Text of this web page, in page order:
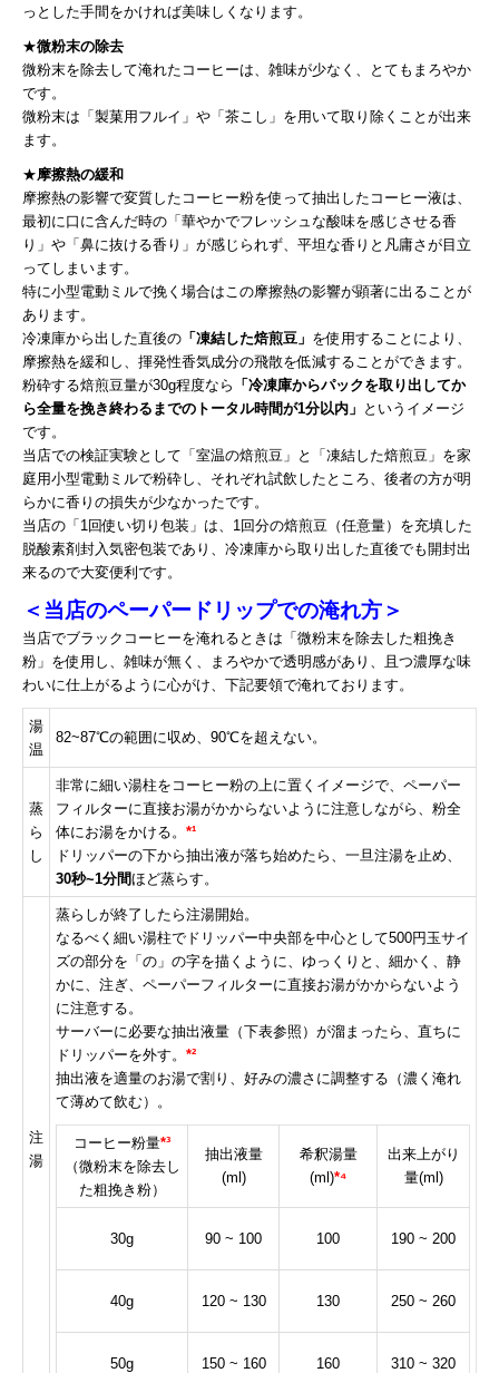
っとした手間をかければ美味しくなります。
★微粉末の除去
微粉末を除去して淹れたコーヒーは、雑味が少なく、とてもまろやか
です。
微粉末は「製菓用フルイ」や「茶こし」を用いて取り除くことが出来
ます。
★摩擦熱の緩和
摩擦熱の影響で変質したコーヒー粉を使って抽出したコーヒー液は、
最初に口に含んだ時の「華やかでフレッシュな酸味を感じさせる香
り」や「鼻に抜ける香り」が感じられず、平坦な香りと凡庸さが目立
ってしまいます。
特に小型電動ミルで挽く場合はこの摩擦熱の影響が顕著に出ることが
あります。
冷凍庫から出した直後の 「凍結した焙煎豆」 を使用することにより、
摩擦熱を緩和し、揮発性香気成分の飛散を低減することができます。
粉砕する焙煎豆量が30g程度なら 「冷凍庫からパックを取り出してか
ら全量を挽き終わるまでのトータル時間が1分以内」 というイメージ
です。
当店での検証実験として「室温の焙煎豆」と「凍結した焙煎豆」を家
庭用小型電動ミルで粉砕し、それぞれ試飲したところ、後者の方が明
らかに香りの損失が少なかったです。
当店の「1回使い切り包装」は、1回分の焙煎豆（任意量）を充填した
脱酸素剤封入気密包装であり、冷凍庫から取り出した直後でも開封出
来るので大変便利です。
＜当店のペーパードリップでの淹れ方＞
当店でブラックコーヒーを淹れるときは「微粉末を除去した粗挽き
粉」を使用し、雑味が無く、まろやかで透明感があり、且つ濃厚な味
わいに仕上がるように心がけ、下記要領で淹れております。
湯
温
82~87℃の範囲に収め、90℃を超えない。
蒸
ら
し
非常に細い湯柱をコーヒー粉の上に置くイメージで、ペーパー
フィルターに直接お湯がかからないように注意しながら、粉全
体にお湯をかける。 *¹
ドリッパーの下から抽出液が落ち始めたら、一旦注湯を止め、
30秒~1分間ほど蒸らす。
注
湯
蒸らしが終了したら注湯開始。
なるべく細い湯柱でドリッパー中央部を中心として500円玉サイ
ズの部分を「の」の字を描くように、ゆっくりと、細かく、静
かに、注ぎ、ペーパーフィルターに直接お湯がかからないよう
に注意する。
サーバーに必要な抽出液量（下表参照）が溜まったら、直ちに
ドリッパーを外す。 *²
抽出液を適量のお湯で割り、好みの濃さに調整する（濃く淹れ
て薄めて飲む）。
コーヒー粉量*³
（微粉末を除去し
た粗挽き粉）
抽出液量
(ml)
希釈湯量
(ml)*⁴
出来上がり
量(ml)
30g 90 ~ 100 100 190 ~ 200
40g 120 ~ 130 130 250 ~ 260
50g 150 ~ 160 160 310 ~ 320